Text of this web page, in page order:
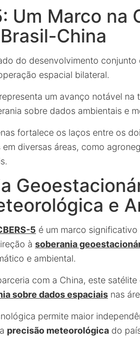
Um Marco na
China
do desenvolvimento
espacial bilateral.
um avanço notável
sobre dados ambientais e
fortalece os laços entre os
diversas áreas, como
e
5 é um marco
à soberania
e ambiental.
com a China, este
sobre dados espaciais nas
permite maior
precisão meteorológica do